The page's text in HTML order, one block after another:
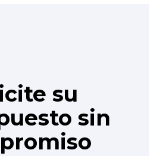
su
sin